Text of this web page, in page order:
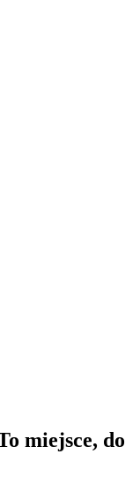
miejsce, do